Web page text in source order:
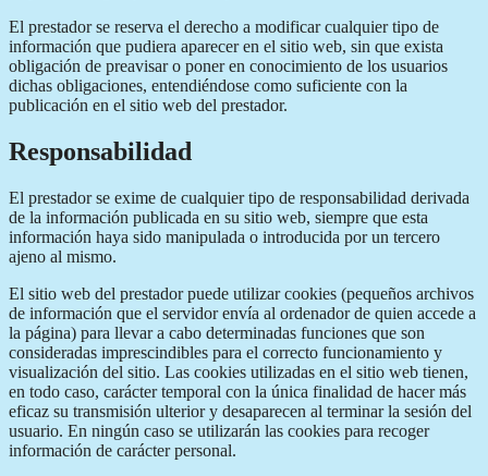
El prestador se reserva el derecho a modificar cualquier tipo de
información que pudiera aparecer en el sitio web, sin que exista
obligación de preavisar o poner en conocimiento de los usuarios
dichas obligaciones, entendiéndose como suficiente con la
publicación en el sitio web del prestador.
Responsabilidad
El prestador se exime de cualquier tipo de responsabilidad derivada
de la información publicada en su sitio web, siempre que esta
información haya sido manipulada o introducida por un tercero
ajeno al mismo.
El sitio web del prestador puede utilizar cookies (pequeños archivos
de información que el servidor envía al ordenador de quien accede a
la página) para llevar a cabo determinadas funciones que son
consideradas imprescindibles para el correcto funcionamiento y
visualización del sitio. Las cookies utilizadas en el sitio web tienen,
en todo caso, carácter temporal con la única finalidad de hacer más
eficaz su transmisión ulterior y desaparecen al terminar la sesión del
usuario. En ningún caso se utilizarán las cookies para recoger
información de carácter personal.